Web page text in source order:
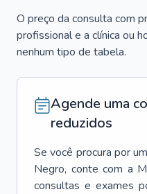
O preço da consulta com
profissional e a clínica ou
nenhum tipo de tabela.
Agende uma
reduzidos
Se você procura por um
Negro, conte com a
consultas e exames